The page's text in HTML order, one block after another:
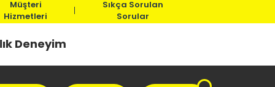
Müşteri
Hizmetleri
Sıkça Sorulan
Sorular
Deneyim